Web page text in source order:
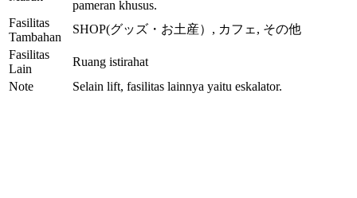
pameran khusus.
Fasilitas
Tambahan
SHOP(グッズ・お土産）, カフェ, その他
Fasilitas
Lain
Ruang istirahat
Note
Selain lift, fasilitas lainnya yaitu eskalator.